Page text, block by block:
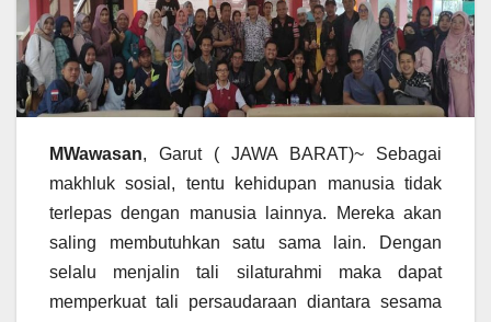
MWawasan, Garut ( JAWA BARAT)~ Sebagai
makhluk sosial, tentu kehidupan manusia tidak
terlepas dengan manusia lainnya. Mereka akan
saling membutuhkan satu sama lain. Dengan
selalu menjalin tali silaturahmi maka dapat
memperkuat tali persaudaraan diantara sesama